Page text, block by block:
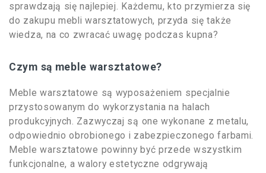
sprawdzają się najlepiej. Każdemu, kto przymierza się
do zakupu mebli warsztatowych, przyda się także
wiedza, na co zwracać uwagę podczas kupna?
Czym są meble warsztatowe?
Meble warsztatowe są wyposażeniem specjalnie
przystosowanym do wykorzystania na halach
produkcyjnych. Zazwyczaj są one wykonane z metalu,
odpowiednio obrobionego i zabezpieczonego farbami.
Meble warsztatowe powinny być przede wszystkim
funkcjonalne, a walory estetyczne odgrywają